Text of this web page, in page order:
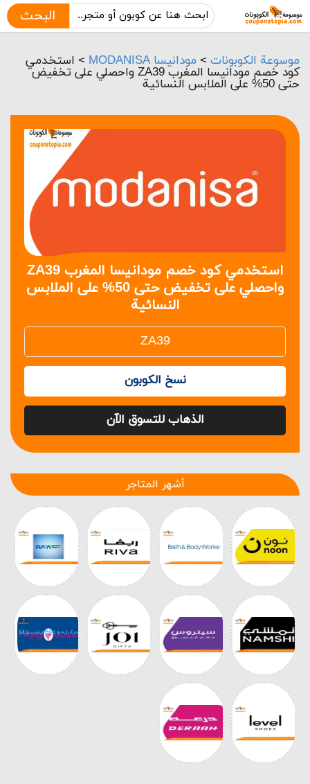
البحث
موسوعة الكوبونات > مودانيسا MODANISA > استخدمي
كود خصم مودانيسا المغرب ZA39 واحصلي على تخفيض
حتى 50% على الملابس النسائية
استخدمي كود خصم مودانيسا المغرب ZA39
واحصلي على تخفيض حتى 50% على الملابس
النسائية
نسخ الكوبون
الذهاب للتسوق الآن
أشهر المتاجر